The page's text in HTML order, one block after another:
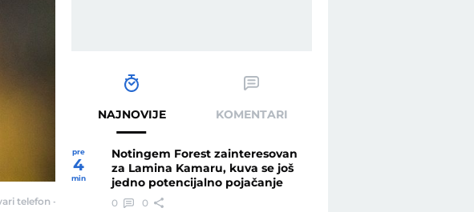
telefon - Telegraf.rs
NAJNOVIJE KOMENTARI
pre
4
min
Notingem Forest zainteresovan
za Lamina Kamaru, kuva se još
jedno potencijalno pojačanje
0 0